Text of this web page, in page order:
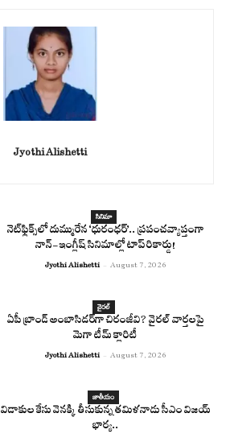
Jyothi Alishetti
సినిమా
నెట్‌ఫ్లిక్స్‌లో దుమ్మురేన ‘ధురంధర్’.. ప్రపంచవ్యాప్తంగా
నాన్-ఇంగ్లీష్ సినిమాల్లో టాప్ రికార్డు!
Jyothi Alishetti - August 7, 2026
వైరల్
ఏపీ బ్రాండ్ అంబాసిడర్‌గా చిరంజీవి? వైరల్ వార్తలపై
మెగా టీమ్ క్లారిటీ
Jyothi Alishetti - August 7, 2026
జాతీయం
విడాకుల కేసు వెనక్కి తీసుకున్న తమిళనాడు సీఎం విజయ్
భార్య..